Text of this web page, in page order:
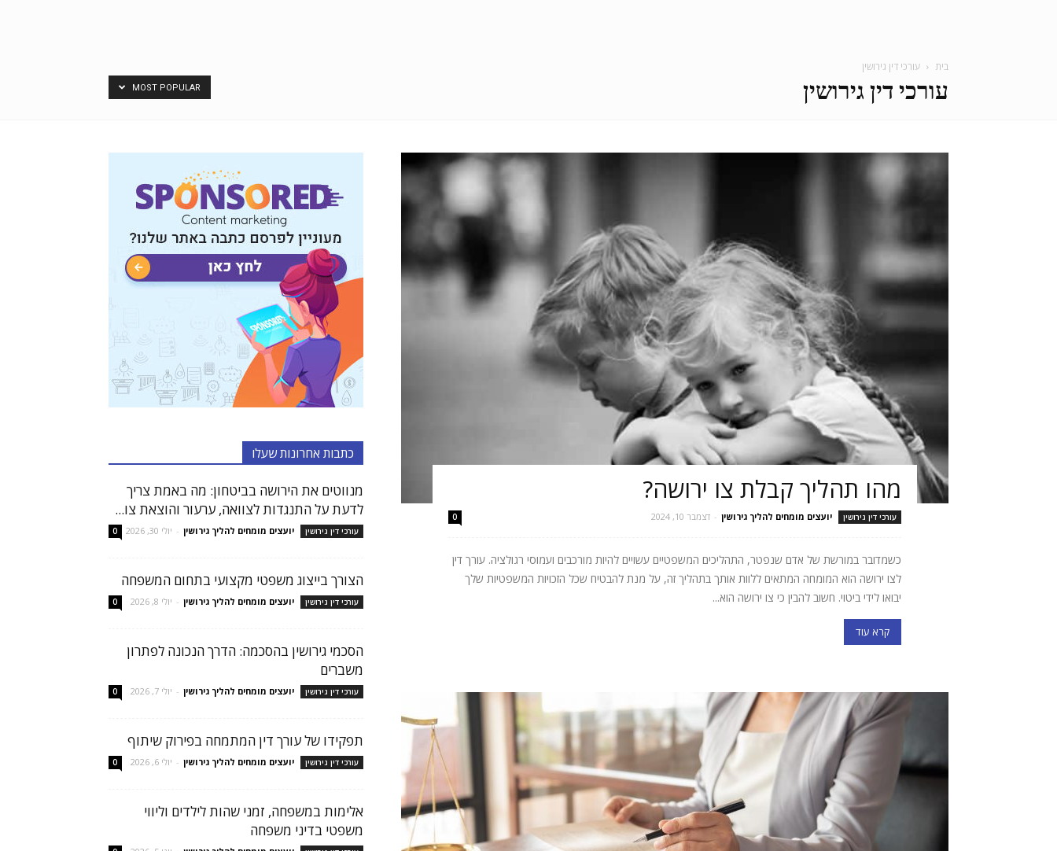
גירושין
בית עורכי דין גירושין
עורכי דין גירושין MOST POPULAR
מהו תהליך קבלת צו ירושה?
עורכי דין גירושין יועצים מומחים להליך גירושין - דצמבר 10, 2024 0
כשמדובר במורשת של אדם שנפטר, התהליכים המשפטיים עשויים להיות מורכבים ועמוסי רגולציה. עורך דין
לצו ירושה הוא המומחה המתאים ללוות אותך בתהליך זה, על מנת להבטיח שכל הזכויות המשפטיות שלך
יבואו לידי ביטוי. חשוב להבין כי צו ירושה הוא...
קרא עוד
כתבות אחרונות שעלו
מנווטים את הירושה בביטחון: מה באמת צריך
לדעת על התנגדות לצוואה, ערעור והוצאת צו...
עורכי דין גירושין יועצים מומחים להליך גירושין - יולי 30, 2026 0
הצורך בייצוג משפטי מקצועי בתחום המשפחה
עורכי דין גירושין יועצים מומחים להליך גירושין - יולי 8, 2026 0
הסכמי גירושין בהסכמה: הדרך הנכונה לפתרון
משברים
עורכי דין גירושין יועצים מומחים להליך גירושין - יולי 7, 2026 0
תפקידו של עורך דין המתמחה בפירוק שיתוף
עורכי דין גירושין יועצים מומחים להליך גירושין - יולי 6, 2026 0
אלימות במשפחה, זמני שהות לילדים וליווי
משפטי בדיני משפחה